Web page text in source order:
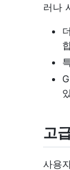
러나
고
사용